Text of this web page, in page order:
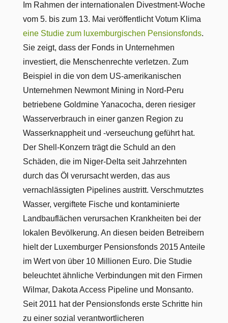
Im Rahmen der internationalen Divestment-Woche
vom 5. bis zum 13. Mai veröffentlicht Votum Klima
eine Studie zum luxemburgischen Pensionsfonds.
Sie zeigt, dass der Fonds in Unternehmen
investiert, die Menschenrechte verletzen. Zum
Beispiel in die von dem US-amerikanischen
Unternehmen Newmont Mining in Nord-Peru
betriebene Goldmine Yanacocha, deren riesiger
Wasserverbrauch in einer ganzen Region zu
Wasserknappheit und -verseuchung geführt hat.
Der Shell-Konzern trägt die Schuld an den
Schäden, die im Niger-Delta seit Jahrzehnten
durch das Öl verursacht werden, das aus
vernachlässigten Pipelines austritt. Verschmutztes
Wasser, vergiftete Fische und kontaminierte
Landbauflächen verursachen Krankheiten bei der
lokalen Bevölkerung. An diesen beiden Betreibern
hielt der Luxemburger Pensionsfonds 2015 Anteile
im Wert von über 10 Millionen Euro. Die Studie
beleuchtet ähnliche Verbindungen mit den Firmen
Wilmar, Dakota Access Pipeline und Monsanto.
Seit 2011 hat der Pensionsfonds erste Schritte hin
zu einer sozial verantwortlicheren